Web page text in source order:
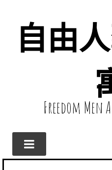
自由
Freedom Men